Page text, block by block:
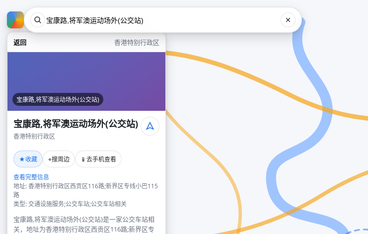
返回 香港特别行政区
宝康路,将军澳运动场外(公交站)
宝康路,将军澳运动场外(公交站)
香港特别行政区
★收藏 ⌖搜周边 📱 去手机查看
查看完整信息
地址: 香港特别行政区西贡区116路;新界区专线小巴115
路
类型: 交通设施服务;公交车站;公交车站相关
宝康路,将军澳运动场外(公交站)是一家公交车站相
关，地址为香港特别行政区西贡区116路;新界区专